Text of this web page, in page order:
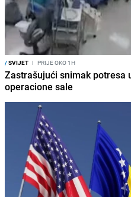
/SVIJET I PRIJE OKO 1H
Zastrašujući snimak potresa
operacione sale